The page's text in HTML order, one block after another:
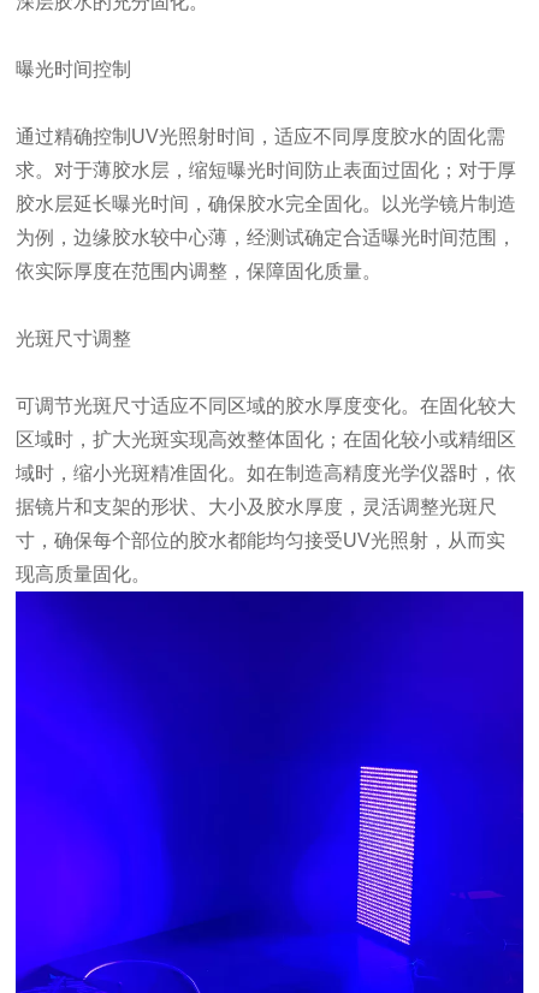
曝光时间控制
通过精确控制UV光照射时间，适应不同厚度胶水的固化需
求。对于薄胶水层，缩短曝光时间防止表面过固化；对于厚
胶水层延长曝光时间，确保胶水完全固化。以光学镜片制造
为例，边缘胶水较中心薄，经测试确定合适曝光时间范围，
依实际厚度在范围内调整，保障固化质量。
光斑尺寸调整
可调节光斑尺寸适应不同区域的胶水厚度变化。在固化较大
区域时，扩大光斑实现高效整体固化；在固化较小或精细区
域时，缩小光斑精准固化。如在制造高精度光学仪器时，依
据镜片和支架的形状、大小及胶水厚度，灵活调整光斑尺
寸，确保每个部位的胶水都能均匀接受UV光照射，从而实
现高质量固化。